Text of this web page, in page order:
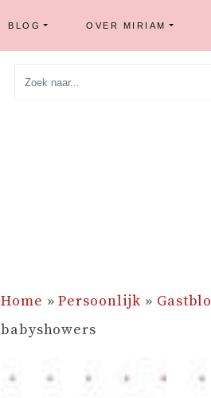
BLOG OVER MIRIAM
Home »Persoonlijk »
babyshowers